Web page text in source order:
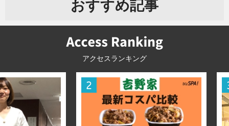
おすすめ記事
アクセスランキング